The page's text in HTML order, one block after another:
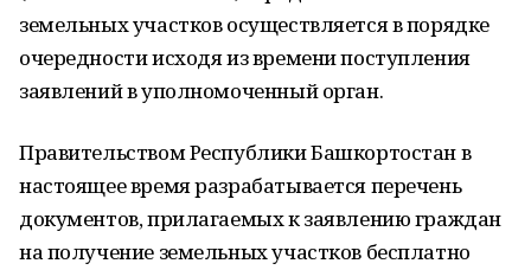
земельных участков осуществляется в порядке
очередности исходя из времени поступления
заявлений в уполномоченный орган.
Правительством Республики Башкортостан в
настоящее время разрабатывается перечень
документов, прилагаемых к заявлению граждан
на получение земельных участков бесплатно